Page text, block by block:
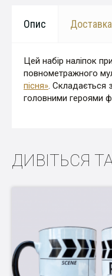
Опис Доставка
Цей набір наліпок
повнометражного
пісня». Складається
головними героями
ДИВІТЬСЯ